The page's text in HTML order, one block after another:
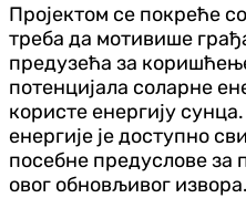
Пројектом се покреће
треба да мотивише
предузећа за
потенцијала соларне
користе енергију
енергије је доступно
посебне предуслове за
овог обновљивог извора.